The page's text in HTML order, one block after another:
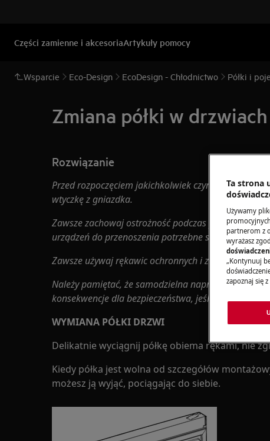
Części zamienne i akcesoriaArtykuły pomocy
Wsparcie Eco-Design EcoDesign - Chłodnictwo Półki i
Zmiana półki w
Rozwiązanie
Przed rozpoczęciem jakichkolwiek czynności
wtyczkę z gniazdka.
Zawsze zachowaj ostrożność podczas przenoszenia
urządzeń do przenoszenia potrzebne są dwie osoby.
Zawsze używaj rękawic ochronnych i załączonego
Należy pamiętać, że samodzielna naprawa lub
konsekwencje dla bezpieczeństwa, jeśli nie zostanie
WYMIANA PÓŁKI DRZWI
Delikatnie wyciągnij półkę obiema rękami, nie
Kiedy półka jest wolna od szczegółów
możesz ją wyjąć, pociągając do siebie.
Ta strona
Używamy
partnerom z
wyrażasz
„Kontynuuj
zapoznaj się z